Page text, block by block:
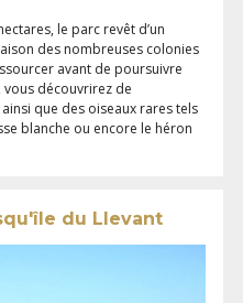
le parc revêt d’un
des nombreuses colonies
avant de poursuivre
vous découvrirez de
que des oiseaux rares tels
blanche ou encore le héron
du Llevant